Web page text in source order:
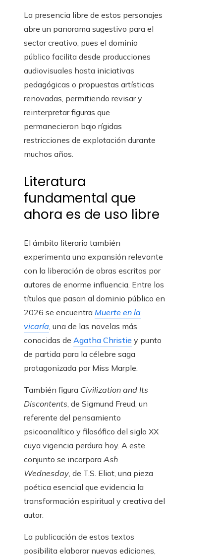
La presencia libre de estos personajes
abre un panorama sugestivo para el
sector creativo, pues el dominio
público facilita desde producciones
audiovisuales hasta iniciativas
pedagógicas o propuestas artísticas
renovadas, permitiendo revisar y
reinterpretar figuras que
permanecieron bajo rígidas
restricciones de explotación durante
muchos años.
Literatura
fundamental que
ahora es de uso libre
El ámbito literario también
experimenta una expansión relevante
con la liberación de obras escritas por
autores de enorme influencia. Entre los
títulos que pasan al dominio público en
2026 se encuentra Muerte en la
vicaría, una de las novelas más
conocidas de Agatha Christie y punto
de partida para la célebre saga
protagonizada por Miss Marple.
También figura Civilization and Its
Discontents, de Sigmund Freud, un
referente del pensamiento
psicoanalítico y filosófico del siglo XX
cuya vigencia perdura hoy. A este
conjunto se incorpora Ash
Wednesday, de T.S. Eliot, una pieza
poética esencial que evidencia la
transformación espiritual y creativa del
autor.
La publicación de estos textos
posibilita elaborar nuevas ediciones,